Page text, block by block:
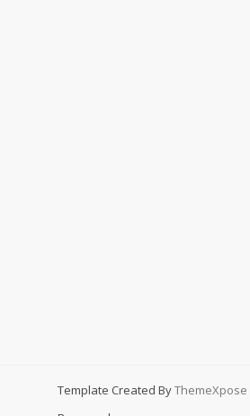
Template Created ByThemeXpose